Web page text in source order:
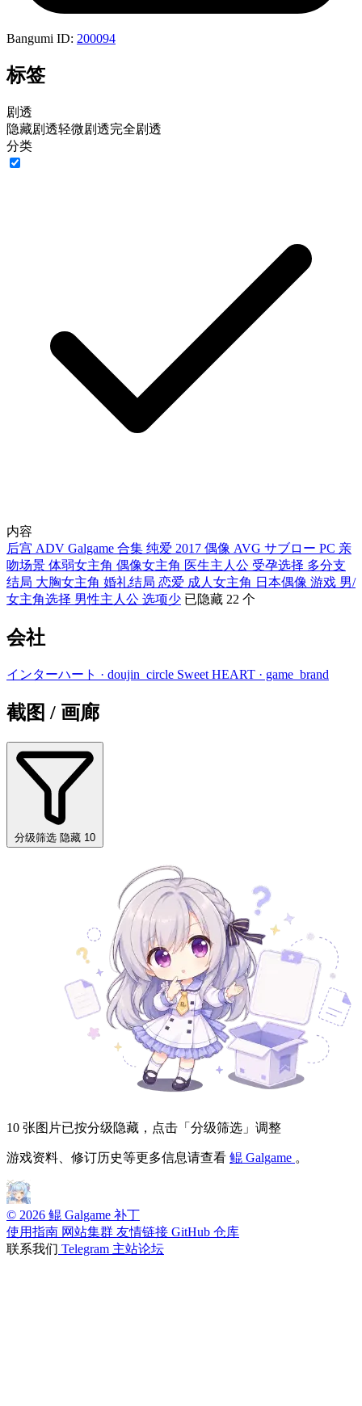
Bangumi ID: 200094
标签
剧透
隐藏剧透轻微剧透完全剧透
分类
内容
后宫 ADV Galgame 合集 纯爱 2017 偶像 AVG サブロー PC 亲
吻场景 体弱女主角 偶像女主角 医生主人公 受孕选择 多分支
结局 大胸女主角 婚礼结局 恋爱 成人女主角 日本偶像 游戏 男/
女主角选择 男性主人公 选项少 已隐藏 22 个
会社
インターハート · doujin_circle Sweet HEART · game_brand
截图 / 画廊
分级筛选 隐藏 10
10 张图片已按分级隐藏，点击「分级筛选」调整
游戏资料、修订历史等更多信息请查看 鲲 Galgame 。
© 2026 鲲 Galgame 补丁
使用指南 网站集群 友情链接 GitHub 仓库
联系我们 Telegram 主站论坛